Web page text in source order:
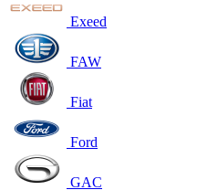
Exeed
FAW
Fiat
Ford
GAC